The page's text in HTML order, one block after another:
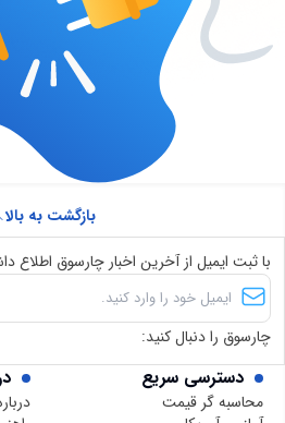
دسترسی سریع
محاسبه گر قیمت
بازگشت به بالا
با ثبت ایمیل از آخرین اخبار چارسوق اطلاع
چارسوق را دنبال کنید: